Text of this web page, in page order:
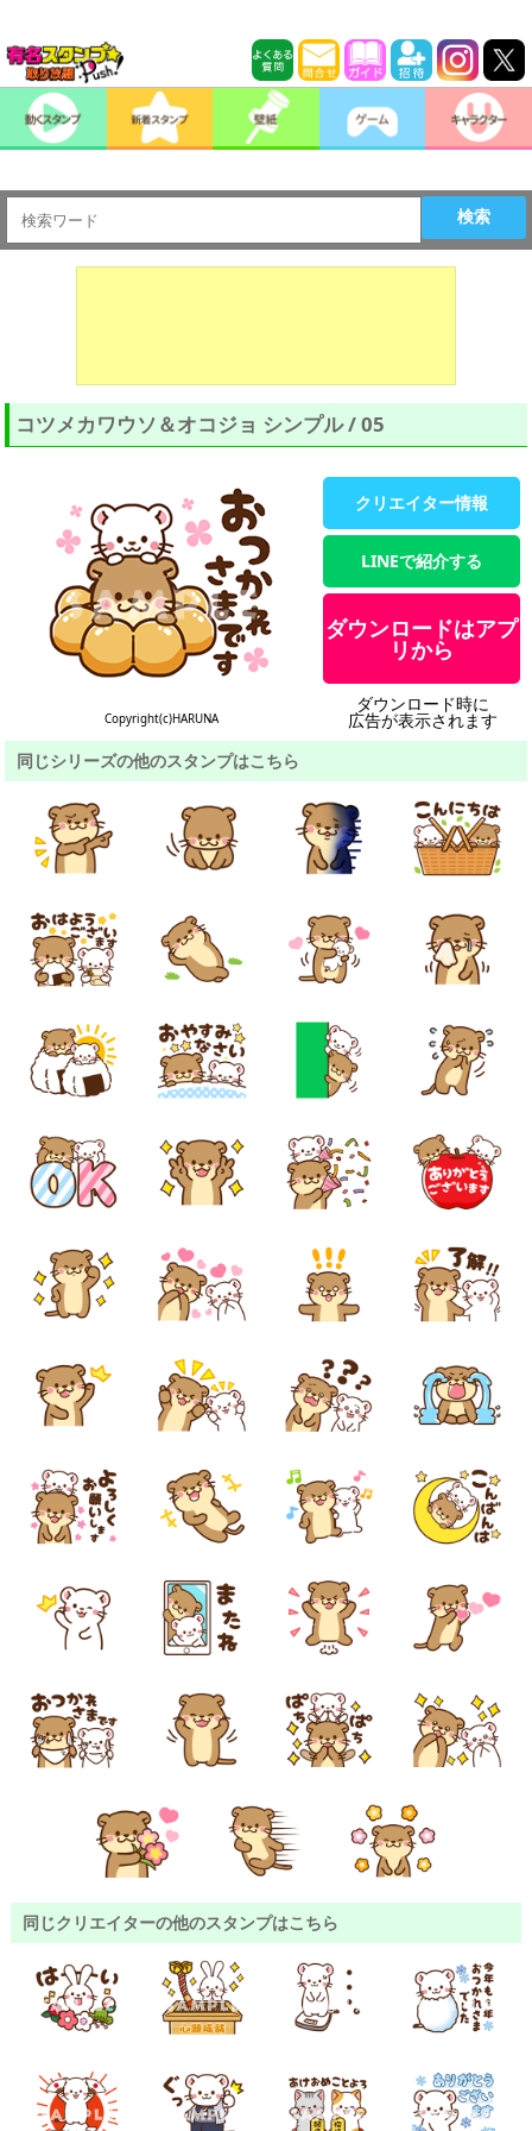
検索
コツメカワウソ＆オコジョ シンプル / 05
Copyright(c)HARUNA
クリエイター情報
LINEで紹介する
ダウンロードはアプ
リから
ダウンロード時に
広告が表示されます
同じシリーズの他のスタンプはこちら
同じクリエイターの他のスタンプはこちら